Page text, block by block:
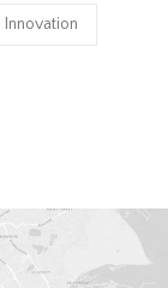
Innovation